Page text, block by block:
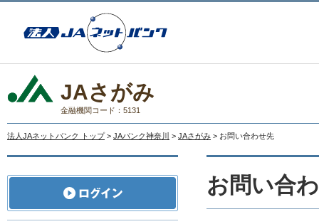
JAさがみ
金融機関コード：5131
法人JAネットバンク トップ > JAバンク神奈川 > JAさがみ > お問い合わせ先
お問い合